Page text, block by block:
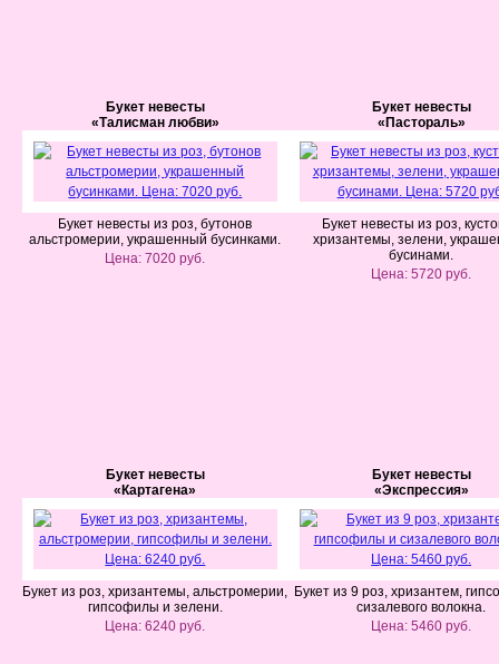
Букет невесты
«Талисман любви»
Букет невесты из роз, бутонов
альстромерии, украшенный бусинками.
Цена: 7020 руб.
Букет невесты
«Пастораль»
Букет невесты из роз,
хризантемы, зелени,
бусинами.
Цена: 5720 руб.
Букет невесты
«Картагена»
Букет из роз, хризантемы, альстромерии,
гипсофилы и зелени.
Цена: 6240 руб.
Букет невесты
«Экспрессия»
Букет из 9 роз, хризантем,
сизалевого волокна.
Цена: 5460 руб.